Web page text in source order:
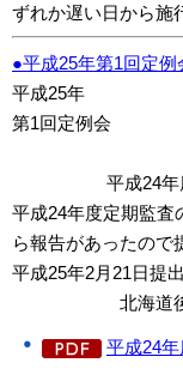
ずれか遅い日から施
●平成25年第1回定
平成25年
第1回定例会
平成24
平成24年度定期監査
ら報告があったので
平成25年2月21日提出
北海道
平成24